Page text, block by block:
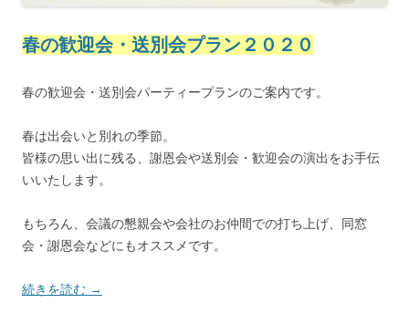
春の歓迎会・送別会プラン２０２０
春の歓迎会・送別会パーティープランのご案内です。
春は出会いと別れの季節。
皆様の思い出に残る、謝恩会や送別会・歓迎会の演出をお手伝
いいたします。
もちろん、会議の懇親会や会社のお仲間での打ち上げ、同窓
会・謝恩会などにもオススメです。
続きを読む →